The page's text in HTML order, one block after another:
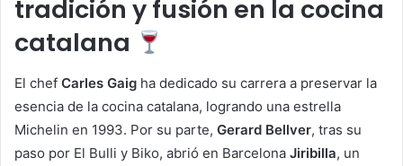
tradición y fusión en la cocina
catalana
El chef Carles Gaig ha dedicado su carrera a preservar la
esencia de la cocina catalana, logrando una estrella
Michelin en 1993. Por su parte, Gerard Bellver, tras su
paso por El Bulli y Biko, abrió en Barcelona Jiribilla, un